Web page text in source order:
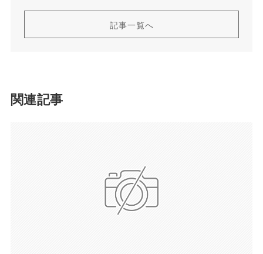
記事一覧へ
関連記事